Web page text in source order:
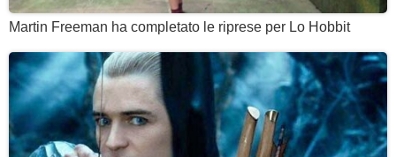
Martin Freeman ha completato le riprese per Lo Hobbit